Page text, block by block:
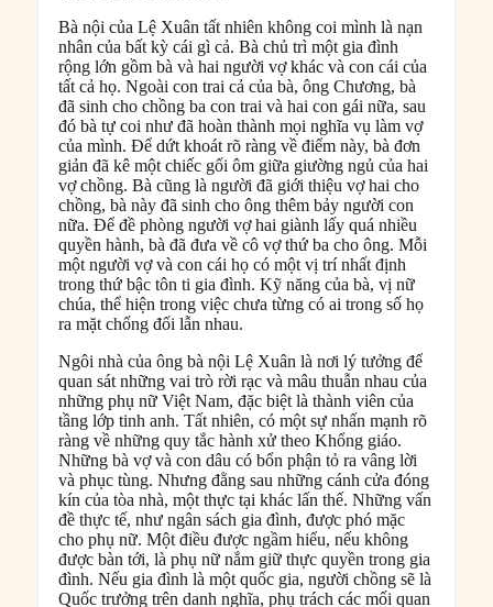
Bà nội của Lệ Xuân tất nhiên không coi mình là nạn
nhân của bất kỳ cái gì cả. Bà chủ trì một gia đình
rộng lớn gồm bà và hai người vợ khác và con cái của
tất cả họ. Ngoài con trai cả của bà, ông Chương, bà
đã sinh cho chồng ba con trai và hai con gái nữa, sau
đó bà tự coi như đã hoàn thành mọi nghĩa vụ làm vợ
của mình. Để dứt khoát rõ ràng về điểm này, bà đơn
giản đã kê một chiếc gối ôm giữa giường ngủ của hai
vợ chồng. Bà cũng là người đã giới thiệu vợ hai cho
chồng, bà này đã sinh cho ông thêm bảy người con
nữa. Để đề phòng người vợ hai giành lấy quá nhiều
quyền hành, bà đã đưa về cô vợ thứ ba cho ông. Mỗi
một người vợ và con cái họ có một vị trí nhất định
trong thứ bậc tôn ti gia đình. Kỹ năng của bà, vị nữ
chúa, thể hiện trong việc chưa từng có ai trong số họ
ra mặt chống đối lẫn nhau.
Ngôi nhà của ông bà nội Lệ Xuân là nơi lý tưởng để
quan sát những vai trò rời rạc và mâu thuẫn nhau của
những phụ nữ Việt Nam, đặc biệt là thành viên của
tầng lớp tinh anh. Tất nhiên, có một sự nhấn mạnh rõ
ràng về những quy tắc hành xử theo Khổng giáo.
Những bà vợ và con dâu có bổn phận tỏ ra vâng lời
và phục tùng. Nhưng đằng sau những cánh cửa đóng
kín của tòa nhà, một thực tại khác lấn thế. Những vấn
đề thực tế, như ngân sách gia đình, được phó mặc
cho phụ nữ. Một điều được ngầm hiểu, nếu không
được bàn tới, là phụ nữ nắm giữ thực quyền trong gia
đình. Nếu gia đình là một quốc gia, người chồng sẽ là
Quốc trưởng trên danh nghĩa, phụ trách các mối quan